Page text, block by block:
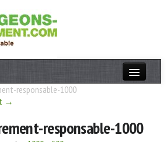
responsable-1000
→
responsable-1000